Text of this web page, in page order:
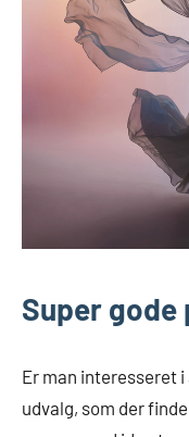
Super
Er man interesseret
udvalg, som der